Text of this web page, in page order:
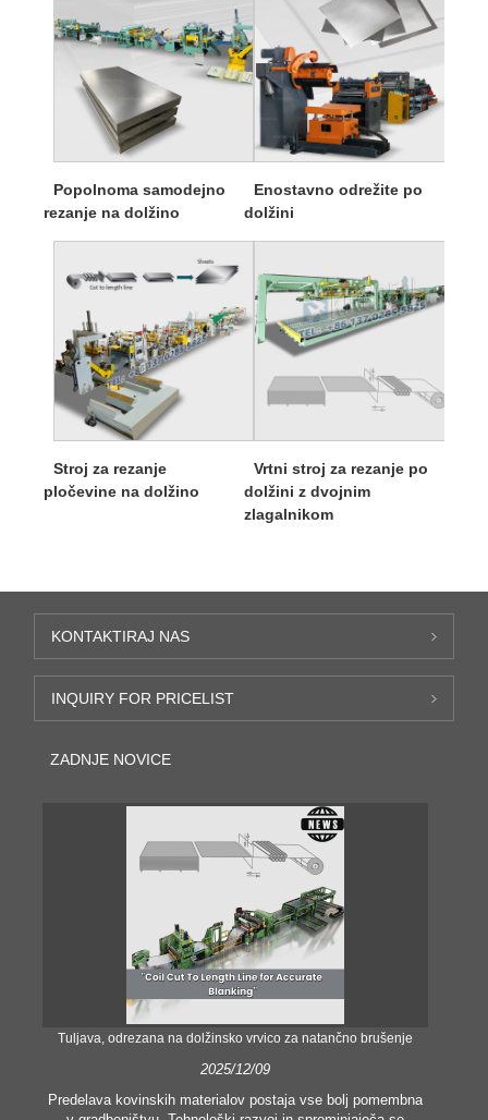
Popolnoma samodejno
rezanje na dolžino
Enostavno odrežite po
dolžini
Stroj za rezanje
pločevine na dolžino
Vrtni stroj za rezanje po
dolžini z dvojnim
zlagalnikom
KONTAKTIRAJ NAS
INQUIRY FOR PRICELIST
ZADNJE NOVICE
Tuljava, odrezana na dolžinsko vrvico za natančno brušenje
2025/12/09
Predelava kovinskih materialov postaja vse bolj pomembna